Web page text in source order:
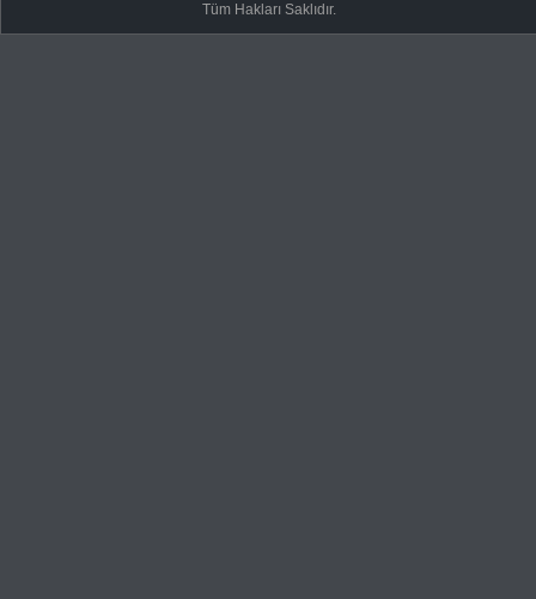
Tüm Hakları Saklıdır.